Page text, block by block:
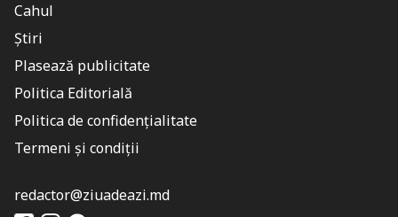
Cahul
Știri
Plasează publicitate
Politica Editorială
Politica de confidențialitate
Termeni și condiții
redactor@ziuadeazi.md